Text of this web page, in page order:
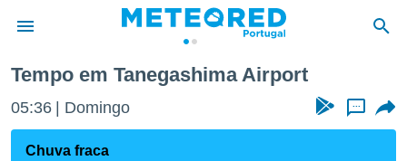
da
foi
Tempo em Tanegashima Airport
05:36 Domingo ...
Chuva fraca